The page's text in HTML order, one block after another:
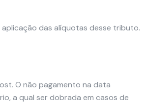
das alíquotas desse tributo.
O não pagamento na data
a qual ser dobrada em casos de